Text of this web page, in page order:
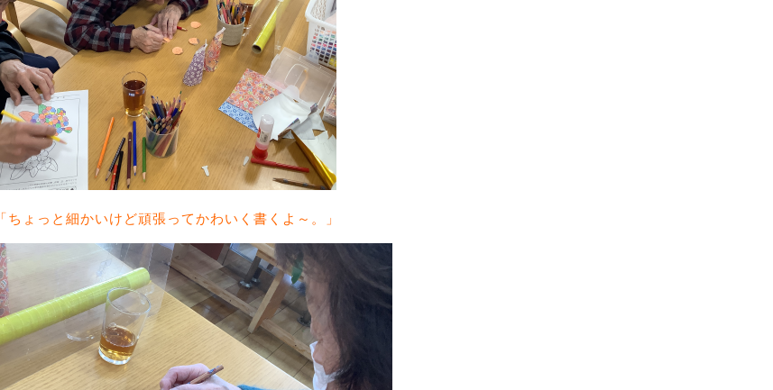
「ちょっと細かいけど頑張ってかわいく書くよ～。」